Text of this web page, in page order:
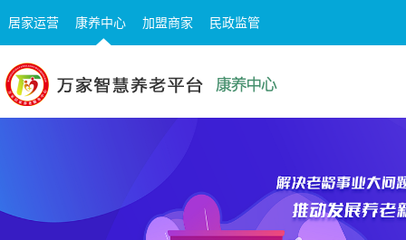
居家运营 康养中心 加盟商家 民政监管